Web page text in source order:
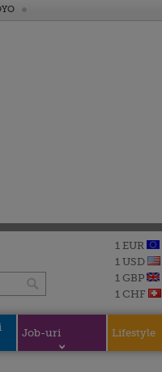
1 EUR
1 USD
1 GBP
1 CHF
Job-uri Lifestyle